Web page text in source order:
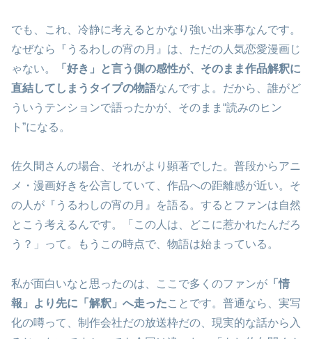
でも、これ、冷静に考えるとかなり強い出来事なんです。
なぜなら『うるわしの宵の月』は、ただの人気恋愛漫画じ
ゃない。
「好き」と言う側の感性が、そのまま作品解釈に
直結してしまうタイプの物語なんですよ。だから、誰がど
ういうテンションで語ったかが、そのまま“読みのヒン
ト”になる。
佐久間さんの場合、それがより顕著でした。普段からアニ
メ・漫画好きを公言していて、作品への距離感が近い。そ
の人が『うるわしの宵の月』を語る。するとファンは自然
とこう考えるんです。「この人は、どこに惹かれたんだろ
う？」って。もうこの時点で、物語は始まっている。
私が面白いなと思ったのは、ここで多くのファンが 「情
報」より先に「解釈」へ走ったことです。普通なら、実写
化の噂って、制作会社だの放送枠だの、現実的な話から入